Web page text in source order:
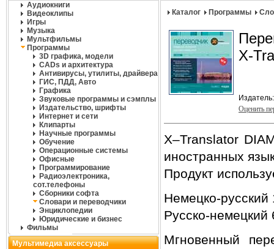
Аудиокниги
Видеоклипы
Игры
Музыка
Мультфильмы
Программы
3D графика, модели
CADs и архитектура
Антивирусы, утилиты, драйвера
ГИС, ПДД, Авто
Графика
Звуковые программы и сэмплы
Издательство, шрифты
Интернет и сети
Клипарты
Научные программы
Обучение
Операционные системы
Офисные
Программирование
Радиоэлектроника,
сот.телефоны
Сборники софта
Словари и переводчики
Энциклопедии
Юридические и бизнес
Фильмы
Мультимедиа аксессуары
Каталог Программы
X-
Оценить
X–Translator
иностранных
Продукт
Немецко-русский
Русско-немецкий
Мгновенный